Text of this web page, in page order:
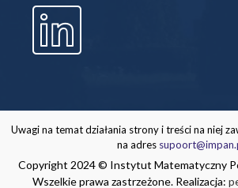
Uwagi na temat działania strony i treści na niej
na adres
Copyright 2024 © Instytut Matematyczny
Wszelkie prawa zastrzeżone. Realizacja: